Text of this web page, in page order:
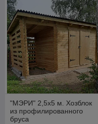
"МЭРИ" 2,5х5 м. Хозблок
из профилированного
бруса